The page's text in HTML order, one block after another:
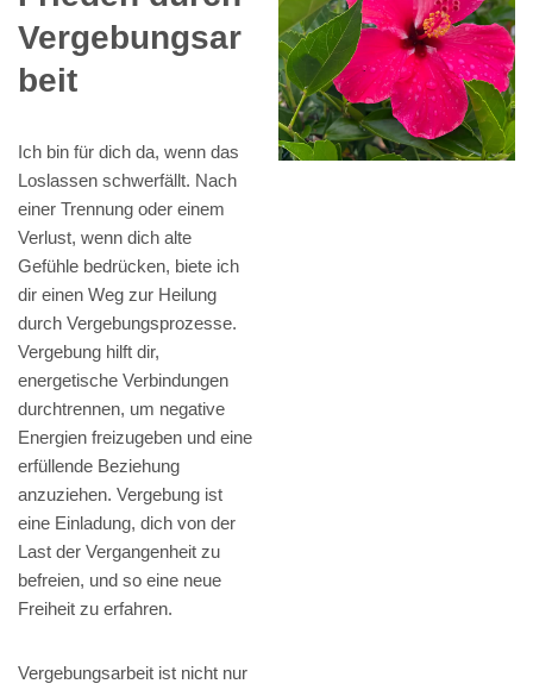
Vergebungsar
beit
Ich bin für dich da, wenn das
Loslassen schwerfällt. Nach
einer Trennung oder einem
Verlust, wenn dich alte
Gefühle bedrücken, biete ich
dir einen Weg zur Heilung
durch Vergebungsprozesse.
Vergebung hilft dir,
energetische Verbindungen
durchtrennen, um negative
Energien freizugeben und eine
erfüllende Beziehung
anzuziehen. Vergebung ist
eine Einladung, dich von der
Last der Vergangenheit zu
befreien, und so eine neue
Freiheit zu erfahren.
Vergebungsarbeit ist nicht nur